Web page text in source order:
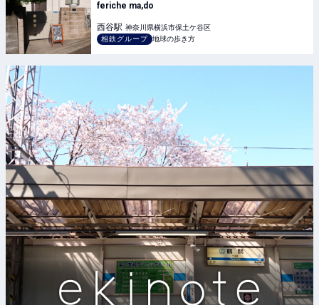
feriche ma,do
西谷駅 神奈川県横浜市保土ケ谷区
相鉄グループ 地球の歩き方